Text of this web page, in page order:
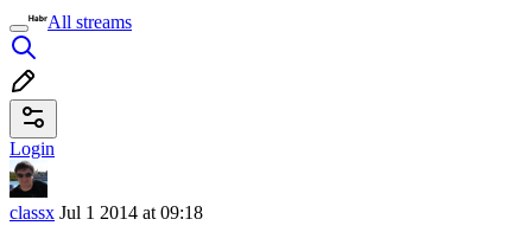
All streams
Login
classx Jul 1 2014 at 09:18